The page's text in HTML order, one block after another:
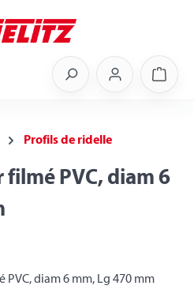
Profils de ridelle
filmé PVC, diam 6